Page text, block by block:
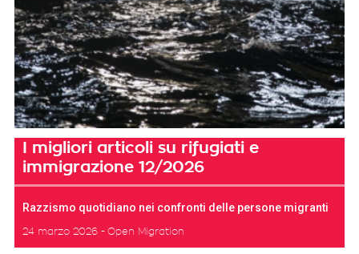
I migliori articoli su rifugiati e
immigrazione 12/2026
Razzismo quotidiano nei confronti delle persone migranti
24 marzo 2026 Open Migration